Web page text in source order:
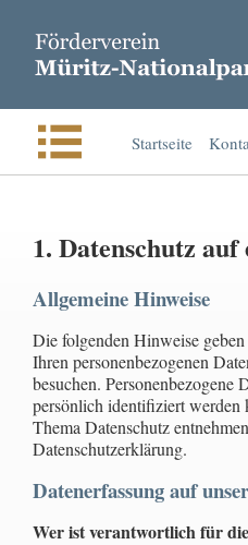
Startseite
1. Datenschutz
Allgemeine Hinweise
Die folgenden Hinweise
Ihren personenbezogenen
besuchen. Personenbezogene
persönlich identifiziert
Thema Datenschutz
Datenschutzerklärung.
Datenerfassung auf
Wer ist verantwortlich für